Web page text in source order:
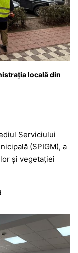
locală din
Serviciului
(SPIGM), a
și vegetației